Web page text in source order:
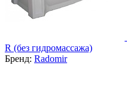
R (без гидромассажа)
Бренд: Radomir